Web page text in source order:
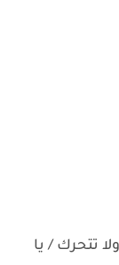
تتحرك / يا